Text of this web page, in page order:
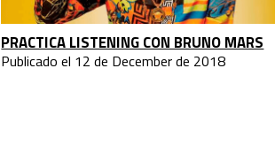
PRACTICA LISTENING CON BRUNO MARS
Publicado el 12 de December de 2018